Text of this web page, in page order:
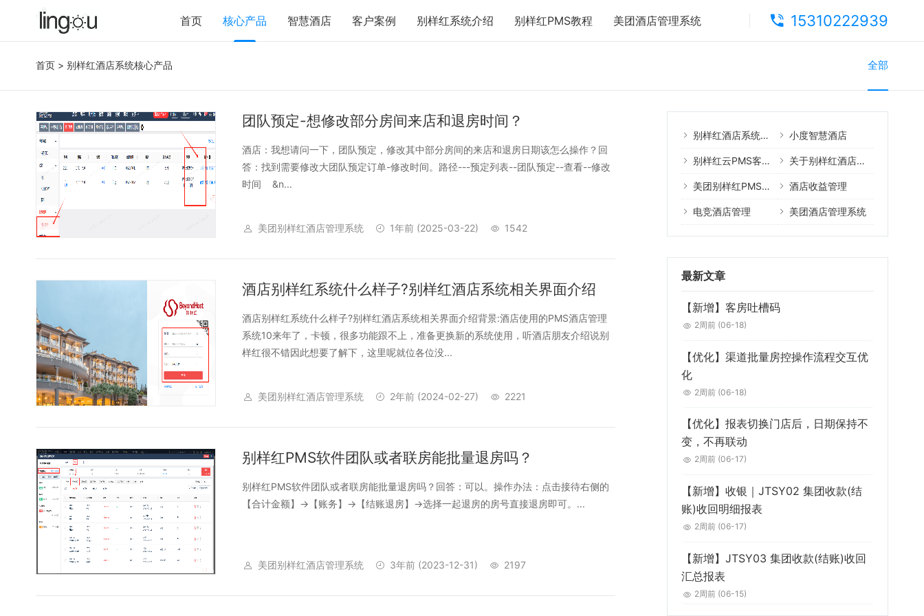
15310222939
首页 核心产品 智慧酒店 客户案例 别样红系统介绍 别样红PMS教程 美团酒店管理系统
首页 > 别样红酒店系统核心产品 全部
团队预定-想修改部分房间来店和退房时间？
酒店：我想请问一下，团队预定，修改其中部分房间的来店和退房日期该怎么操作？回
答：找到需要修改大团队预定订单-修改时间。路径---预定列表--团队预定--查看--修改
时间 &n...
美团别样红酒店管理系统 1年前 (2025-03-22) 1542
酒店别样红系统什么样子?别样红酒店系统相关界面介绍
酒店别样红系统什么样子?别样红酒店系统相关界面介绍背景:酒店使用的PMS酒店管理
系统10来年了，卡顿，很多功能跟不上，准备更换新的系统使用，听酒店朋友介绍说别
样红很不错因此想要了解下，这里呢就位各位没...
美团别样红酒店管理系统 2年前 (2024-02-27) 2221
别样红PMS软件团队或者联房能批量退房吗？
别样红PMS软件团队或者联房能批量退房吗？回答：可以。操作办法：点击接待右侧的
【合计金额】->【账务】->【结账退房】->选择一起退房的房号直接退房即可。...
美团别样红酒店管理系统 3年前 (2023-12-31) 2197
别样红酒店系统核心产品 小度智慧酒店
别样红云PMS客户案例 关于别样红酒店管理系统
美团别样红PMS教程 酒店收益管理
电竞酒店管理 美团酒店管理系统
最新文章
【新增】客房吐槽码
2周前(06-18)
【优化】渠道批量房控操作流程交互优
化
2周前(06-18)
【优化】报表切换门店后，日期保持不
变，不再联动
2周前(06-17)
【新增】收银｜JTSY02 集团收款(结
账)收回明细报表
2周前(06-17)
【新增】JTSY03 集团收款(结账)收回
汇总报表
2周前(06-15)